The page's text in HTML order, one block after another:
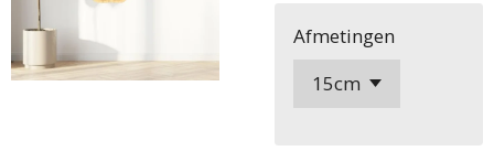
Afmetingen